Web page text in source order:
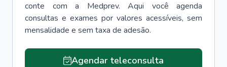
conte com a Medprev. Aqui você agenda
consultas e exames por valores acessíveis, sem
mensalidade e sem taxa de adesão.
Agendar teleconsulta